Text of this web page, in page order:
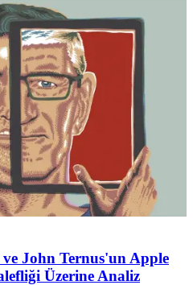
John Ternus'un Apple
Üzerine Analiz